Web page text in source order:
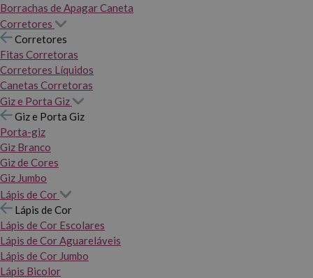
Borrachas de Apagar Caneta
Corretores
Corretores
Fitas Corretoras
Corretores Líquidos
Canetas Corretoras
Giz e Porta Giz
Giz e Porta Giz
Porta-giz
Giz Branco
Giz de Cores
Giz Jumbo
Lápis de Cor
Lápis de Cor
Lápis de Cor Escolares
Lápis de Cor Aguareláveis
Lápis de Cor Jumbo
Lápis Bicolor